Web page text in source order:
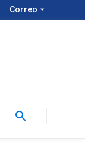
Correo arrow_drop_down
search